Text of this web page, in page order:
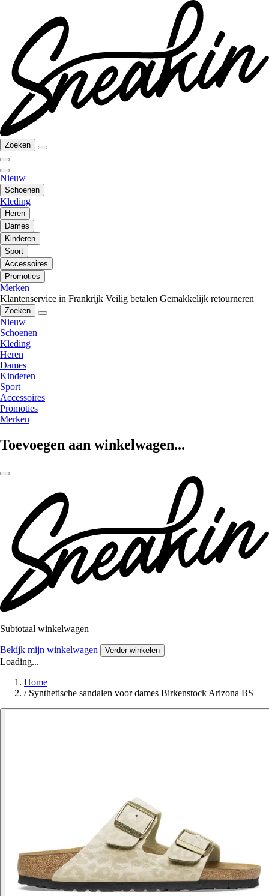
Zoeken
Nieuw
Schoenen
Kleding
Heren
Dames
Kinderen
Sport
Accessoires
Promoties
Merken
Klantenservice in Frankrijk Veilig betalen Gemakkelijk retourneren
Zoeken
Nieuw
Schoenen
Kleding
Heren
Dames
Kinderen
Sport
Accessoires
Promoties
Merken
Toevoegen aan winkelwagen...
Subtotaal winkelwagen
Bekijk mijn winkelwagen Verder winkelen
Loading...
Home
/ Synthetische sandalen voor dames Birkenstock Arizona BS